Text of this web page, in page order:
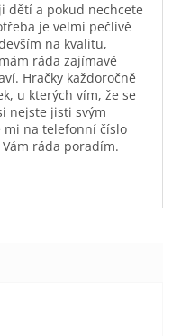
dětí a pokud nechcete
je velmi pečlivě
na kvalitu,
ráda zajímavé
Hračky každoročně
u kterých vím, že se
nejste jisti svým
mi na telefonní číslo
ráda poradím.
z 5 hvězdiček.